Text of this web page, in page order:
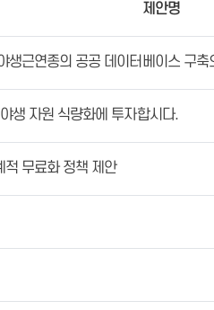
제안명
생근연종의 공공 데이터베이스 구축
생 자원 식량화에 투자합시다.
적 무료화 정책 제안